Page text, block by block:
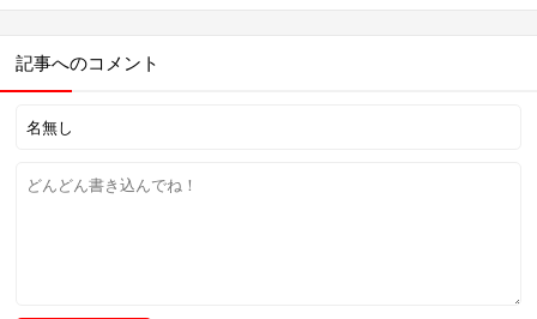
記事へのコメント